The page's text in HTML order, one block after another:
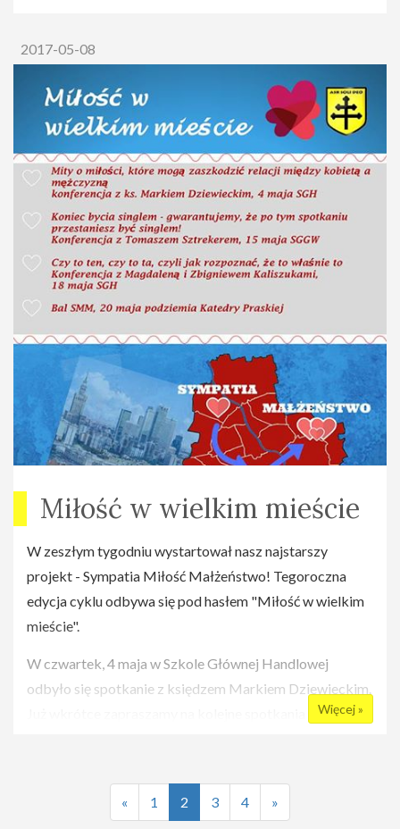
2017-05-08
Miłość w wielkim mieście
W zeszłym tygodniu wystartował nasz najstarszy
projekt - Sympatia Miłość Małżeństwo! Tegoroczna
edycja cyklu odbywa się pod hasłem "Miłość w wielkim
mieście".
W czwartek, 4 maja w Szkole Głównej Handlowej
odbyło się spotkanie z księdzem Markiem Dziewieckim.
15 maja, godz. 19:00
Więcej »
« 1 2 3 4 »